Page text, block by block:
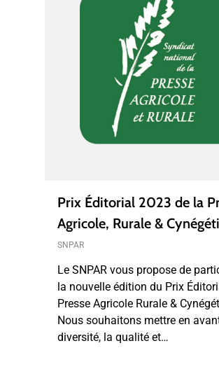
Prix Éditorial 2023 de la
Agricole, Rurale &
SNPAR
Le SNPAR vous propose de
la nouvelle édition du Prix
Presse Agricole Rurale &
Nous souhaitons mettre en
diversité, la qualité et…